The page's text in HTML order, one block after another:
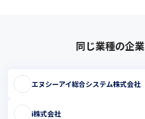
同じ業種の企業
エヌシーアイ総合システム株式会社
i株式会社